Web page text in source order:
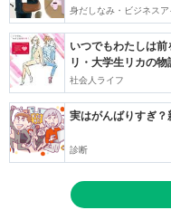
身だしなみ・ビジネスア
いつでもわたしは
リ・大学生リカの物
社会人ライフ
実はがんばりすぎ
診断